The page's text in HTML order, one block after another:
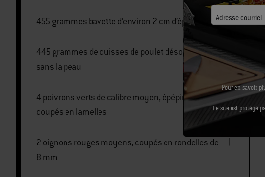
455 grammes bavette d’environ 2 cm d’épaisseur
445 grammes de cuisses de poulet désossées,
sans la peau
4 poivrons verts de calibre moyen, épépinés et
coupés en lamelles
2 oignons rouges moyens, coupés en rondelles de
8 mm
Adresse courriel
Pour en savoir
Le site est protégé